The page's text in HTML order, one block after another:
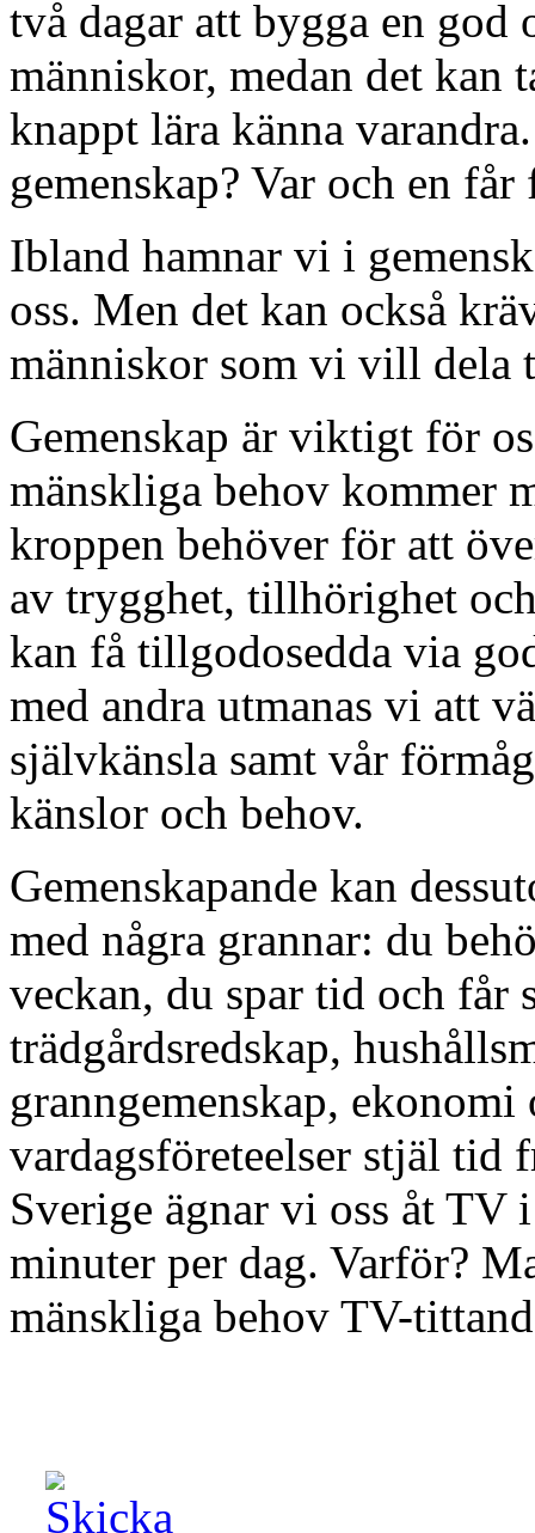
två dagar att bygga en god
människor, medan det kan
knappt lära känna
gemenskap? Var och en
Ibland hamnar vi i
oss. Men det kan också
människor som vi vill dela
Gemenskap är viktigt för
mänskliga behov kommer
kroppen behöver för att
av trygghet, tillhörighet
kan få tillgodosedda via
med andra utmanas vi att
självkänsla samt vår
känslor och behov.
Gemenskapande kan
med några grannar: du
veckan, du spar tid och får
trädgårdsredskap,
granngemenskap,
vardagsföreteelser stjäl tid
Sverige ägnar vi oss åt TV
minuter per dag. Varför?
mänskliga behov TV-